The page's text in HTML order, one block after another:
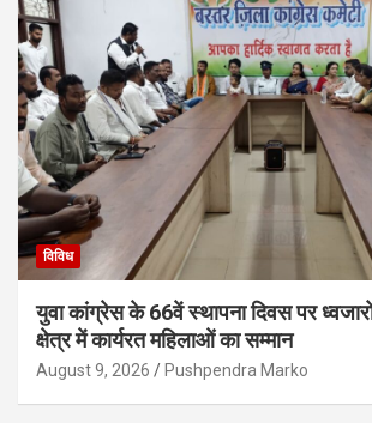
विविध
युवा कांग्रेस के 66वें स्थापना दिवस पर
क्षेत्र में कार्यरत महिलाओं का सम्मान
August 9, 2026 Pushpendra Marko